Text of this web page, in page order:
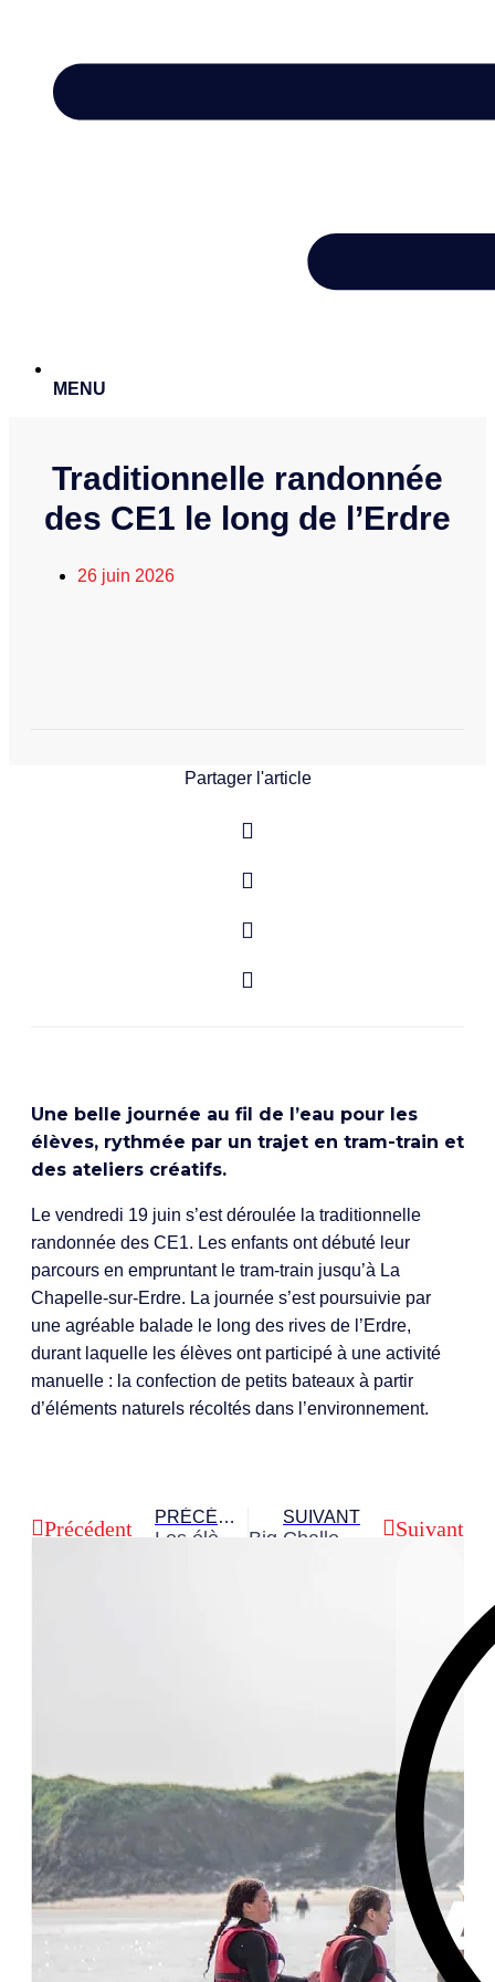
MENU
Traditionnelle randonnée
des CE1 le long de l’Erdre
26 juin 2026
Partager l'article
Une belle journée au fil de l’eau pour les
élèves, rythmée par un trajet en tram-train et
des ateliers créatifs.
Le vendredi 19 juin s’est déroulée la traditionnelle
randonnée des CE1. Les enfants ont débuté leur
parcours en empruntant le tram-train jusqu’à La
Chapelle-sur-Erdre. La journée s’est poursuivie par
une agréable balade le long des rives de l’Erdre,
durant laquelle les élèves ont participé à une activité
manuelle : la confection de petits bateaux à partir
d’éléments naturels récoltés dans l’environnement.
Précédent PRÉCÉDENT SUIVANT Suivant